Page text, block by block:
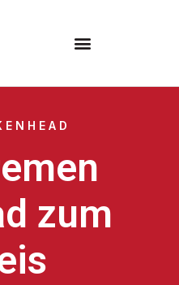
zum